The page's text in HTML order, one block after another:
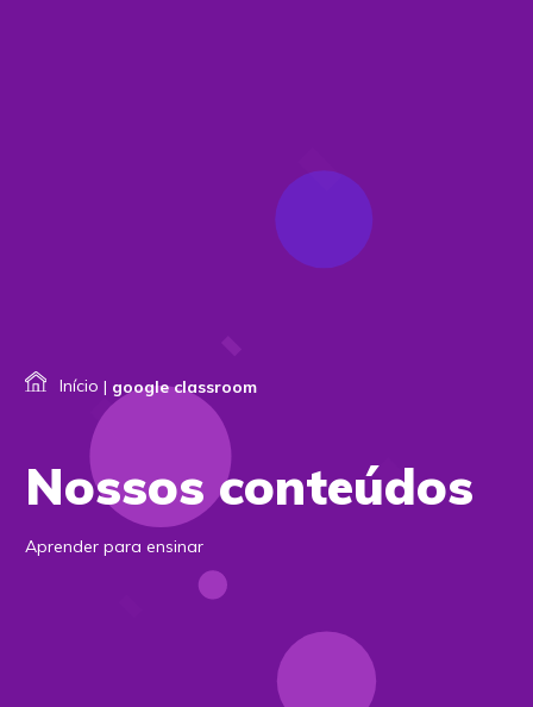
Início | google classroom
Nossos conteúdos
Aprender para ensinar